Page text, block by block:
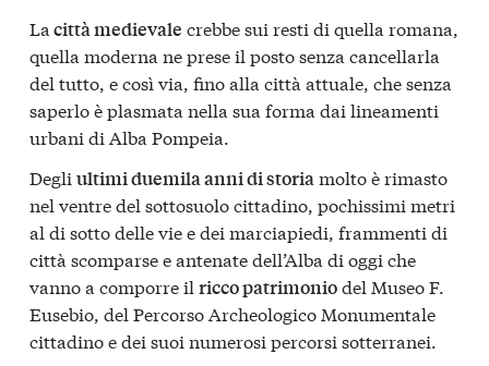
La città medievale crebbe sui resti di quella romana,
quella moderna ne prese il posto senza cancellarla
del tutto, e così via, fino alla città attuale, che senza
saperlo è plasmata nella sua forma dai lineamenti
urbani di Alba Pompeia.
Degli ultimi duemila anni di storiamolto è rimasto
nel ventre del sottosuolo cittadino, pochissimi metri
al di sotto delle vie e dei marciapiedi, frammenti di
città scomparse e antenate dell’Alba di oggi che
vanno a comporre il ricco patrimoniodel Museo F.
Eusebio, del Percorso Archeologico Monumentale
cittadino e dei suoi numerosi percorsi sotterranei.